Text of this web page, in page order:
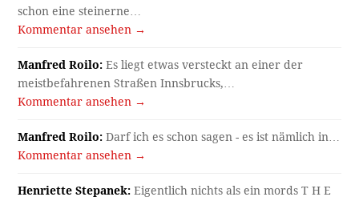
schon eine steinerne…
Kommentar ansehen →
Manfred Roilo: Es liegt etwas versteckt an einer der
meistbefahrenen Straßen Innsbrucks,…
Kommentar ansehen →
Manfred Roilo: Darf ich es schon sagen - es ist nämlich in…
Kommentar ansehen →
Henriette Stepanek: Eigentlich nichts als ein mords T H E